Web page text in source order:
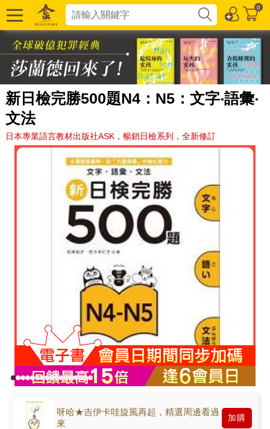
0
新日檢完勝500題N4：N5：文字‧語彙‧
文法
日本專業語言教材出版社ASK，暢銷日檢系列，全新修訂
呀哈★吉伊卡哇旋風再起，精選周邊看過
來
加購